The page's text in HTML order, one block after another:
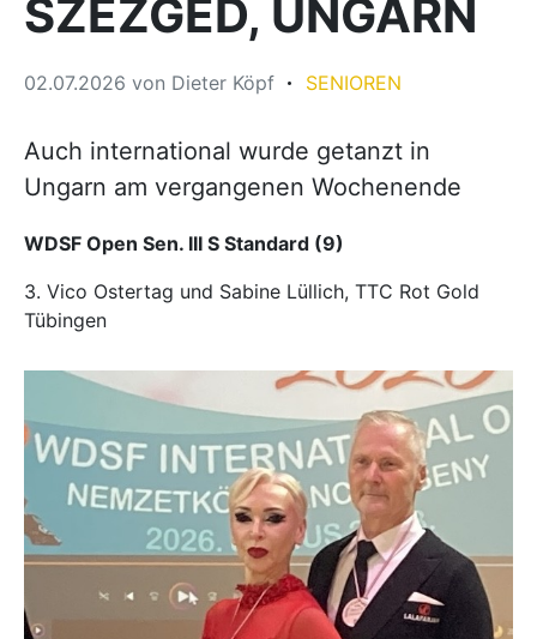
SZEZGED, UNGARN
02.07.2026 von Dieter Köpf SENIOREN
Auch international wurde getanzt in
Ungarn am vergangenen Wochenende
WDSF Open Sen. III S Standard (9)
3. Vico Ostertag und Sabine Lüllich, TTC Rot Gold
Tübingen